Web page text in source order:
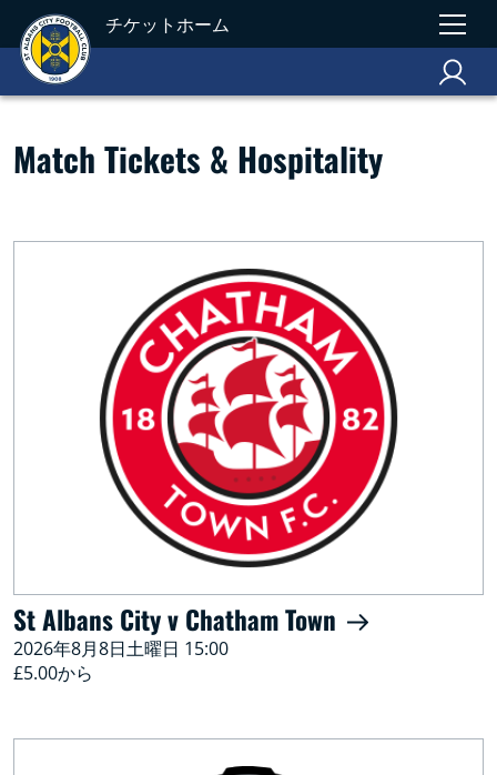
チケットホーム
Match Tickets & Hospitality
St Albans City v Chatham Town
2026年8月8日土曜日 15:00
£5.00から